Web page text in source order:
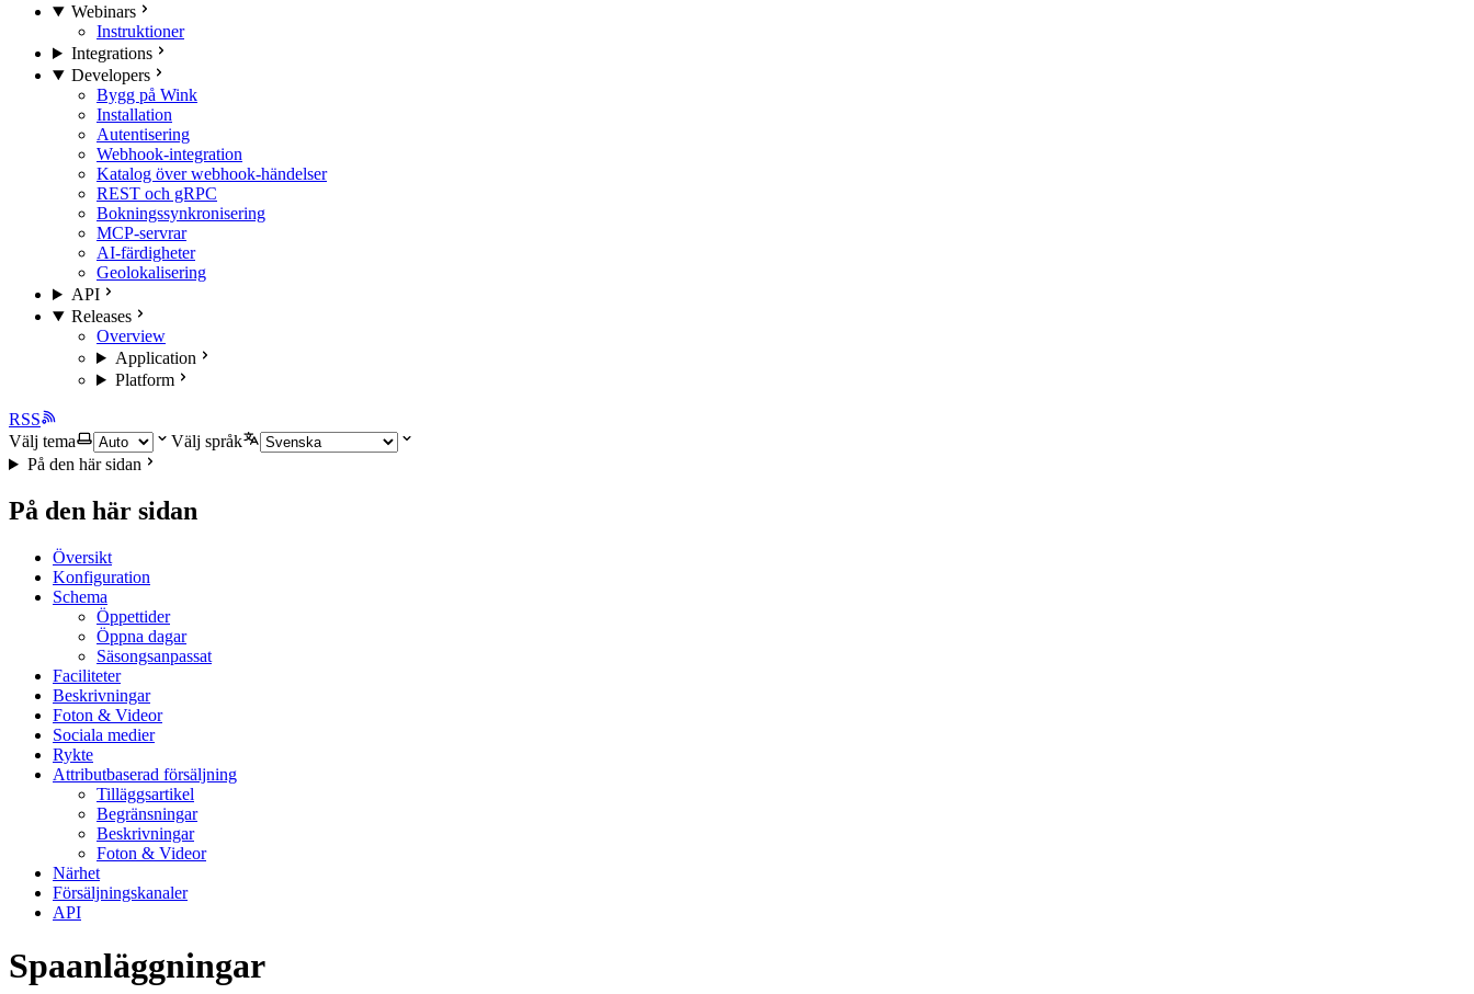
Webinars
Instruktioner
Integrations
Developers
Bygg på Wink
Installation
Autentisering
Webhook-integration
Katalog över webhook-händelser
REST och gRPC
Bokningssynkronisering
MCP-servrar
AI-färdigheter
Geolokalisering
API
Releases
Overview
Application
Platform
RSS
Välj tema
Välj språk
På den här sidan
På den här sidan
Översikt
Konfiguration
Schema
Öppettider
Öppna dagar
Säsongsanpassat
Faciliteter
Beskrivningar
Foton & Videor
Sociala medier
Rykte
Attributbaserad försäljning
Tilläggsartikel
Begränsningar
Beskrivningar
Foton & Videor
Närhet
Försäljningskanaler
API
Spaanläggningar